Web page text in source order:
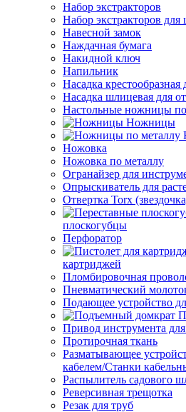
Набор экстракторов
Набор экстракторов
Навесной замок
Наждачная бумага
Накидной ключ
Напильник
Насадка крестообразная
Насадка шлицевая для
Настольные ножницы
Ножницы
Ножовка
Ножовка по металлу
Огранайзер для
Опрыскиватель для
Отвертка Torx
плоскогубцы
Перфоратор
картриджей
Пломбировочная
Пневматический
Подающее устройство
Привод инструмента
Протирочная ткань
Разматывающее
кабелем/Станки
Распылитель садового
Реверсивная трещотка
Резак для труб